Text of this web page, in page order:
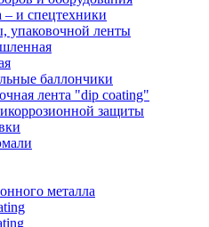
– и спецтехники
упаковочной ленты
баллончики
лента "dip coating"
защиты
металла